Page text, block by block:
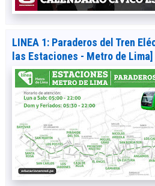
LINEA 1: Paraderos del Tren
las Estaciones - Metro de Lima]